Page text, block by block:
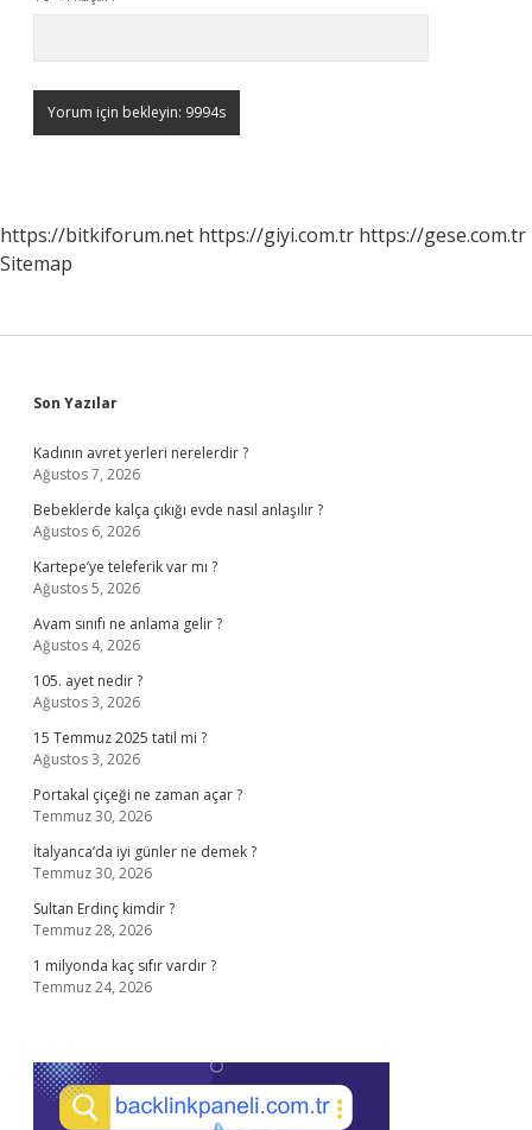
https://bitkiforum.net https://giyi.com.tr https://gese.com.tr
Sitemap
Sidebar
Son Yazılar
Kadının avret yerleri nerelerdir ?
Ağustos 7, 2026
Bebeklerde kalça çıkığı evde nasıl anlaşılır ?
Ağustos 6, 2026
Kartepe’ye teleferik var mı ?
Ağustos 5, 2026
Avam sınıfı ne anlama gelir ?
Ağustos 4, 2026
105. ayet nedir ?
Ağustos 3, 2026
15 Temmuz 2025 tatil mi ?
Ağustos 3, 2026
Portakal çiçeği ne zaman açar ?
Temmuz 30, 2026
İtalyanca’da iyi günler ne demek ?
Temmuz 30, 2026
Sultan Erdinç kimdir ?
Temmuz 28, 2026
1 milyonda kaç sıfır vardır ?
Temmuz 24, 2026